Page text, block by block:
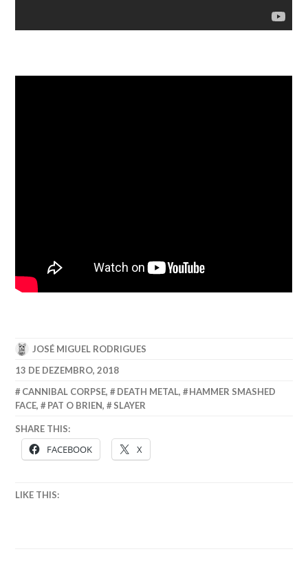
JOSÉ MIGUEL RODRIGUES
13 DE DEZEMBRO, 2018
CANNIBAL CORPSE, DEATH METAL,
HAMMER SMASHED
FACE, PAT O BRIEN, SLAYER
SHARE THIS:
FACEBOOK X
LIKE THIS: